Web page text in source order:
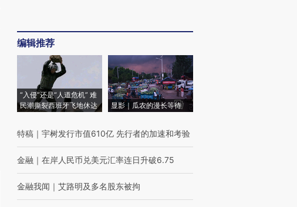
编辑推荐
“入侵”还是“人道危机” 难
民潮撕裂西班牙飞地休达
显影｜瓜农的漫长等待
特稿 ｜ 宇树发行市值610亿 先行者的加速和考验
金融 ｜ 在岸人民币兑美元汇率连日升破6.75
金融我闻 ｜ 艾路明及多名股东被拘